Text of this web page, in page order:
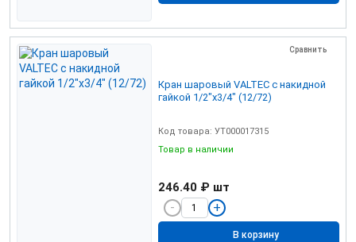
Сравнить
Кран шаровый VALTEC с накидной
гайкой 1/2"х3/4" (12/72)
Код товара: УТ000017315
Товар в наличии
246.40 ₽ шт
В корзину